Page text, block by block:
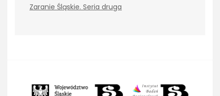
Zaranie Śląskie. Seria druga